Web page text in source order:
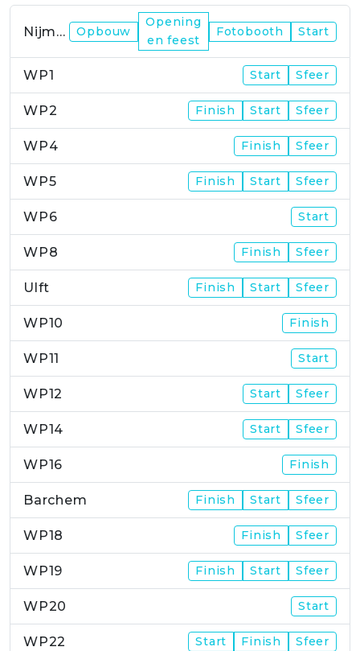
Nijmegen Opbouw
Opening
en feest
Fotobooth Start
WP1 Start Sfeer
WP2 Finish Start Sfeer
WP4 Finish Sfeer
WP5 Finish Start Sfeer
WP6 Start
WP8 Finish Sfeer
Ulft Finish Start Sfeer
WP10 Finish
WP11 Start
WP12 Start Sfeer
WP14 Start Sfeer
WP16 Finish
Barchem Finish Start Sfeer
WP18 Finish Sfeer
WP19 Finish Start Sfeer
WP20 Start
WP22 Start Finish Sfeer